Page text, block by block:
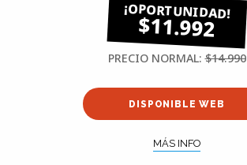
$11.992
PRECIO NORMAL:$14.990
DISPONIBLE WEB
MÁS INFO